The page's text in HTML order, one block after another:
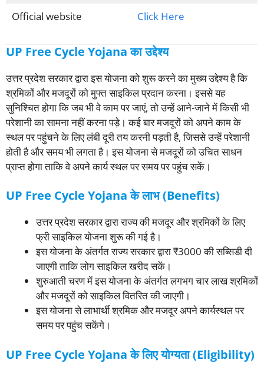
Official website
Click Here
UP Free Cycle Yojana का उद्देश्य
उत्तर प्रदेश सरकार द्वारा इस योजना को शुरू करने का मुख्य उद्देश्य है कि
श्रमिकों और मजदूरों को मुफ्त साइकिल प्रदान करना। इससे यह
सुनिश्चित होगा कि जब भी वे काम पर जाएं, तो उन्हें आने-जाने में किसी भी
परेशानी का सामना नहीं करना पड़े। कई बार मजदूरों को अपने काम के
स्थल पर पहुंचने के लिए लंबी दूरी तय करनी पड़ती है, जिससे उन्हें परेशानी
होती है और समय भी लगता है। इस योजना से मजदूरों को उचित साधन
प्राप्त होगा ताकि वे अपने कार्य स्थल पर समय पर पहुंच सकें।
UP Free Cycle Yojana के लाभ (Benefits)
उत्तर प्रदेश सरकार द्वारा राज्य की मजदूर और श्रमिकों के लिए
फ्री साइकिल योजना शुरू की गई है।
इस योजना के अंतर्गत राज्य सरकार द्वारा ₹3000 की सब्सिडी दी
जाएगी ताकि लोग साइकिल खरीद सकें।
शुरुआती चरण में इस योजना के अंतर्गत लगभग चार लाख श्रमिकों
और मजदूरों को साइकिल वितरित की जाएगी।
इस योजना से लाभार्थी श्रमिक और मजदूर अपने कार्यस्थल पर
समय पर पहुंच सकेंगे।
UP Free Cycle Yojana के लिए योग्यता (Eligibility)